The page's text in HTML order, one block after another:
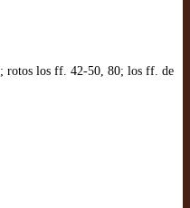
rotos los ff. 42-50, 80; los ff. de